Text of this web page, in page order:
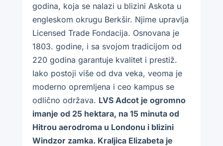
godina, koja se nalazi u blizini Askota u
engleskom okrugu Berkšir. Njime upravlja
Licensed Trade Fondacija. Osnovana je
1803. godine, i sa svojom tradicijom od
220 godina garantuje kvalitet i prestiž.
Iako postoji više od dva veka, veoma je
moderno opremljena i ceo kampus se
odlično održava. LVS Adcot je ogromno
imanje od 25 hektara, na 15 minuta od
Hitrou aerodroma u Londonu i blizini
Windzor zamka. Kraljica Elizabeta je